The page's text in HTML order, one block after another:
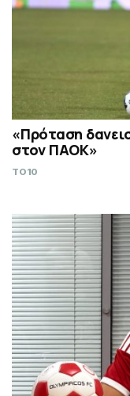
«Πρόταση
στον ΠΑΟΚ»
TO10